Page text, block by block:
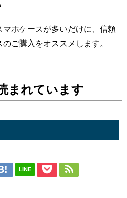
マホケースが多いだけに、信頼
ご購入をオススメします。
まれています
LINE